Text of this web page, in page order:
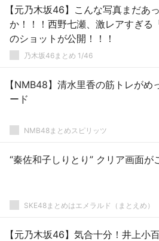
【元乃木坂46】こんな写真まだあ
か！！！西野七瀬、激レアすぎる
のショットが公開！！！
乃木坂46まとめ 1/46
【NMB48】清水里香の筋トレがめ
ード
NMB48まとめスピリッツ
“秦佐和子しりとり” クリア画面が
SKE48まとめはエメラルド（まとえめ）
【元乃木坂46】気合十分！井上小